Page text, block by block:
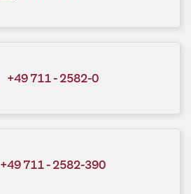
+49 711 - 2582-0
+49 711 - 2582-390